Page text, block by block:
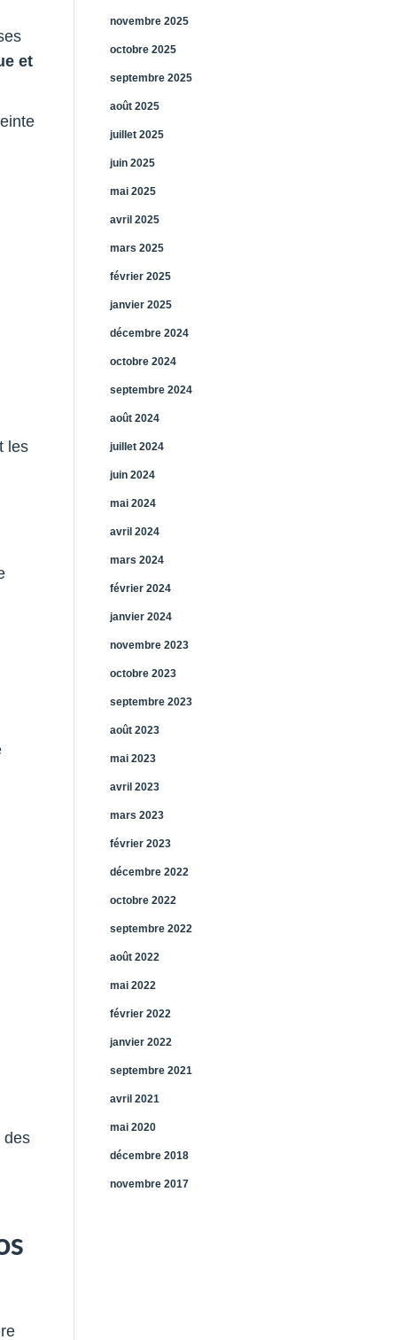
et
les
des
novembre 2025
octobre 2025
septembre 2025
août 2025
juillet 2025
juin 2025
mai 2025
avril 2025
mars 2025
février 2025
janvier 2025
décembre 2024
octobre 2024
septembre 2024
août 2024
juillet 2024
juin 2024
mai 2024
avril 2024
mars 2024
février 2024
janvier 2024
novembre 2023
octobre 2023
septembre 2023
août 2023
mai 2023
avril 2023
mars 2023
février 2023
décembre 2022
octobre 2022
septembre 2022
août 2022
mai 2022
février 2022
janvier 2022
septembre 2021
avril 2021
mai 2020
décembre 2018
novembre 2017